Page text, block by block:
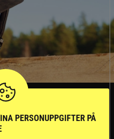
PERSONUPPGIFTER PÅ